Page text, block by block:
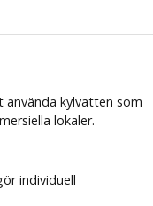
kylvatten som
lokaler.
individuell